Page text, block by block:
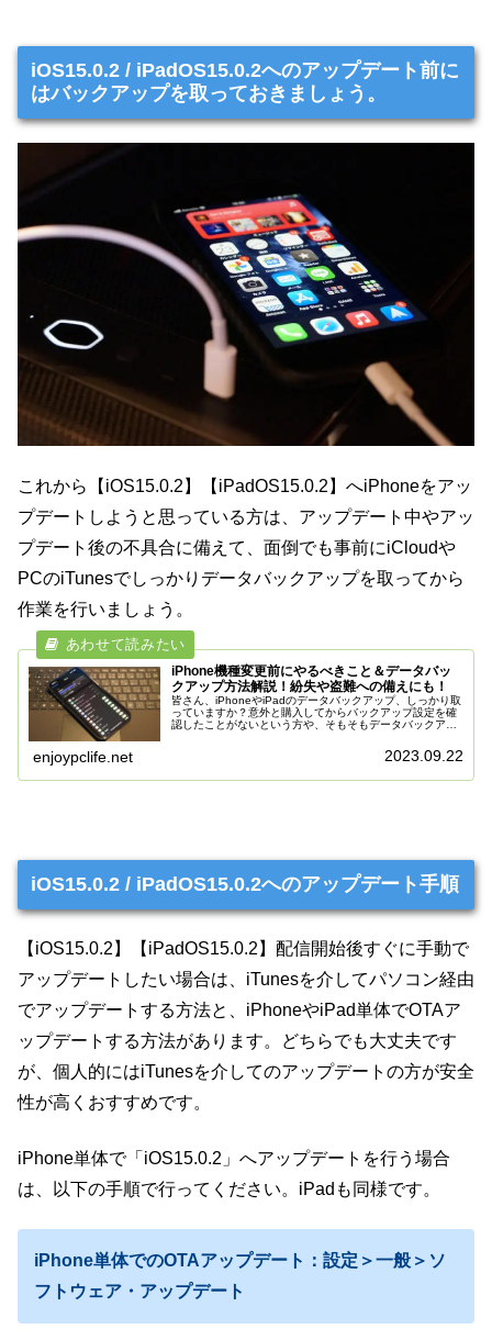
iOS15.0.2 / iPadOS15.0.2へのアップデート前に
はバックアップを取っておきましょう。
これから【iOS15.0.2】【iPadOS15.0.2】へiPhoneをアッ
プデートしようと思っている方は、アップデート中やアッ
プデート後の不具合に備えて、面倒でも事前にiCloudや
PCのiTunesでしっかりデータバックアップを取ってから
作業を行いましょう。
iPhone機種変更前にやるべきこと＆データバッ
クアップ方法解説！紛失や盗難への備えにも！
皆さん、iPhoneやiPadのデータバックアップ、しっかり取
っていますか？意外と購入してからバックアップ設定を確
認したことがないという方や、そもそもデータバックアッ
enjoypclife.net 2023.09.22
iOS15.0.2 / iPadOS15.0.2へのアップデート手順
【iOS15.0.2】【iPadOS15.0.2】配信開始後すぐに手動で
アップデートしたい場合は、iTunesを介してパソコン経由
でアップデートする方法と、iPhoneやiPad単体でOTAア
ップデートする方法があります。どちらでも大丈夫です
が、個人的にはiTunesを介してのアップデートの方が安全
性が高くおすすめです。
iPhone単体で「iOS15.0.2」へアップデートを行う場合
は、以下の手順で行ってください。iPadも同様です。
iPhone単体でのOTAアップデート：設定＞一般＞ソ
フトウェア・アップデート